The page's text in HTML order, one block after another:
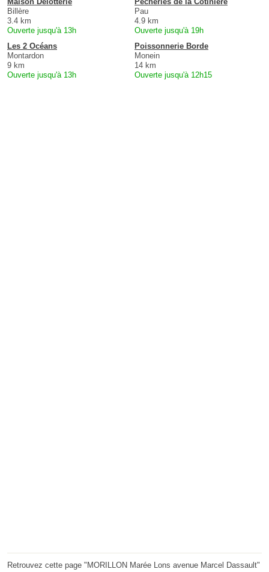
Billère
3.4 km
Ouverte jusqu'à 13h
Pau
4.9 km
Ouverte jusqu'à 19h
Les 2 Océans
Montardon
9 km
Ouverte jusqu'à 13h
Poissonnerie Borde
Monein
14 km
Ouverte jusqu'à 12h15
Retrouvez cette page "MORILLON Marée Lons avenue Marcel Dassault"